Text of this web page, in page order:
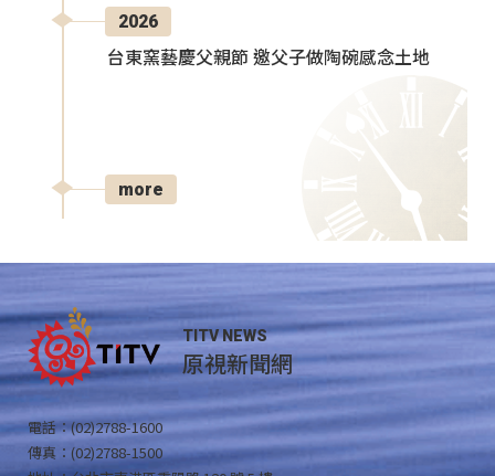
2026
台東窯藝慶父親節 邀父子做陶碗感念土地
more
TITV NEWS
原視新聞網
電話：(02)2788-1600
傳真：(02)2788-1500